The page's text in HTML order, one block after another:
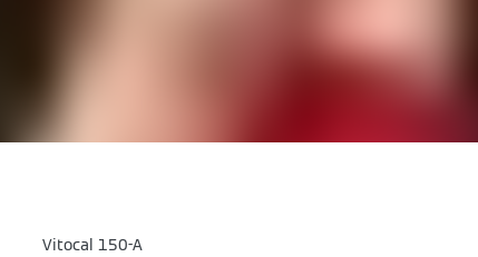
Vitocal 150-A